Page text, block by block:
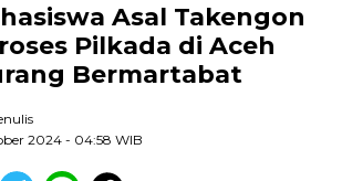
Asal Takengon
Pilkada di Aceh
Bermartabat
2024 - 04:58 WIB